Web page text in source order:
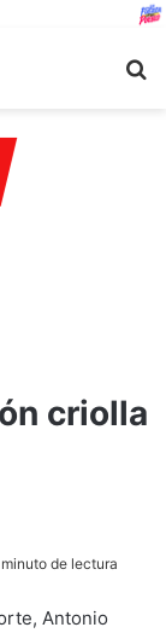
criolla
minuto de lectura
Antonio